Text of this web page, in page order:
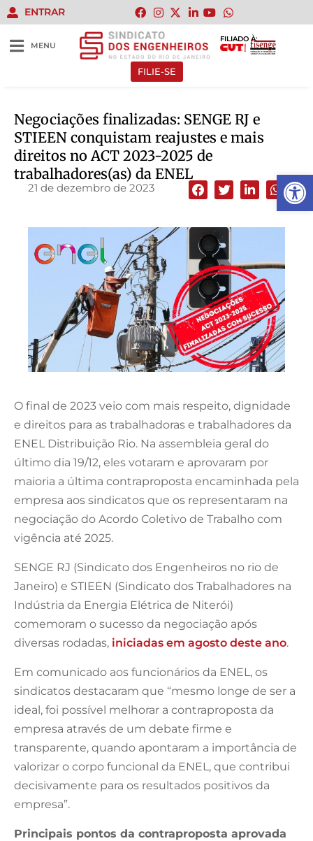
Abrir
ENTRAR
MENU
FILIADO À:
FILIE-SE
Negociações finalizadas: SENGE RJ e
STIEEN conquistam reajustes e mais
direitos no ACT 2023-2025 de
trabalhadores(as) da ENEL
21 de dezembro de 2023
O final de 2023 veio com mais respeito, dignidade
e direitos para as trabalhadoras e trabalhadores da
ENEL Distribuição Rio. Na assembleia geral do
último dia 19/12, eles votaram e aprovaram por
maioria a última contraproposta encaminhada pela
empresa aos sindicatos que os representaram na
negociação do Acordo Coletivo de Trabalho com
vigência até 2025.
SENGE RJ (Sindicato dos Engenheiros no rio de
Janeiro) e STIEEN (Sindicato dos Trabalhadores na
Indústria da Energia Elétrica de Niterói)
comemoram o sucesso da negociação após
diversas rodadas, iniciadas em agosto deste ano.
Em comunicado aos funcionários da ENEL, os
sindicatos destacaram que “mesmo longe de ser a
ideal, foi possível melhorar a contraproposta da
empresa através de um debate firme e
transparente, quando apontaram a importância de
valorizar o corpo funcional da ENEL, que contribui
decisivamente para os resultados positivos da
empresa”.
Principais pontos da contraproposta aprovada